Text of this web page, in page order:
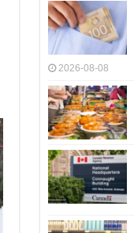
2026-08-08